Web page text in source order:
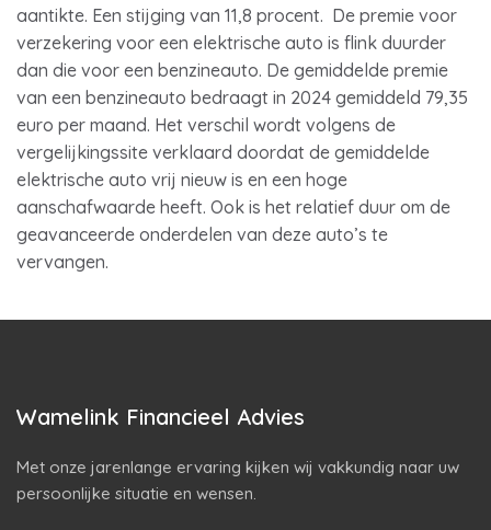
aantikte. Een stijging van 11,8 procent. De premie voor
verzekering voor een elektrische auto is flink duurder
dan die voor een benzineauto. De gemiddelde premie
van een benzineauto bedraagt in 2024 gemiddeld 79,35
euro per maand. Het verschil wordt volgens de
vergelijkingssite verklaard doordat de gemiddelde
elektrische auto vrij nieuw is en een hoge
aanschafwaarde heeft. Ook is het relatief duur om de
geavanceerde onderdelen van deze auto’s te
vervangen.
Wamelink Financieel Advies
Met onze jarenlange ervaring kijken wij vakkundig naar uw
persoonlijke situatie en wensen.